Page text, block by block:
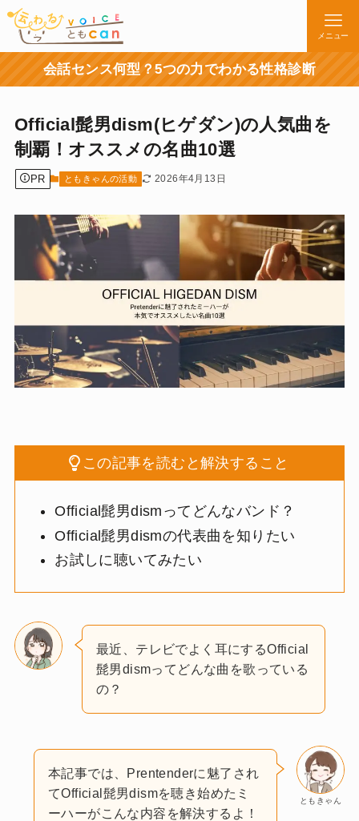
メニュー
会話センス何型？5つの力でわかる性格診断
Official髭男dism(ヒゲダン)の人気曲を
制覇！オススメの名曲10選
PR ともきゃんの活動 2026年4月13日
この記事を読むと解決すること
Official髭男dismってどんなバンド？
Official髭男dismの代表曲を知りたい
お試しに聴いてみたい
最近、テレビでよく耳にするOfficial
髭男dismってどんな曲を歌っている
の？
ともきゃん
本記事では、Prentenderに魅了され
てOfficial髭男dismを聴き始めたミ
ーハーがこんな内容を解決するよ！